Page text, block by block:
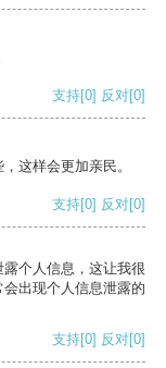
支持[0] 反对[0]
这样会更加亲民。
支持[0] 反对[0]
个人信息，这让我很
出现个人信息泄露的
支持[0] 反对[0]